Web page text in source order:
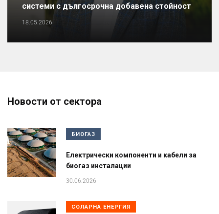
системи с дългосрочна добавена стойност
18.05.2026
Новости от сектора
БИОГАЗ
Електрически компоненти и кабели за
биогаз инсталации
30.06.2026
СОЛАРНА ЕНЕРГИЯ